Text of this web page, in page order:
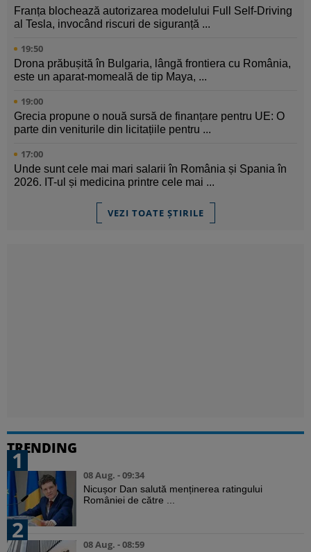
Franța blochează autorizarea modelului Full Self-Driving
al Tesla, invocând riscuri de siguranță ...
19:50
Drona prăbușită în Bulgaria, lângă frontiera cu România,
este un aparat-momeală de tip Maya, ...
19:00
Grecia propune o nouă sursă de finanțare pentru UE: O
parte din veniturile din licitațiile pentru ...
17:00
Unde sunt cele mai mari salarii în România și Spania în
2026. IT-ul și medicina printre cele mai ...
VEZI TOATE ȘTIRILE
TRENDING
1
08 Aug. - 09:34
Nicușor Dan salută menținerea ratingului
României de către ...
2
08 Aug. - 08:59